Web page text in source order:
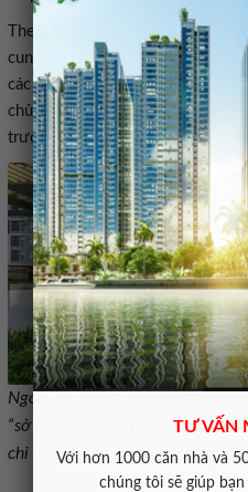
TƯ VẤN
Với hơn 1000 căn nhà và
chúng tôi sẽ giúp
Theo đánh giá của một số đơn
cung căn hộ được quy hoạch bài
các dự án có pháp lý rõ ràng,
chủ đầu tư có thương hiệu tiếp
trường.
Ngoài hệ thống cửa hàng
“sở hữu” hệ sinh thái tiện ích,
chỉ dành riêng cho cư dân nơi